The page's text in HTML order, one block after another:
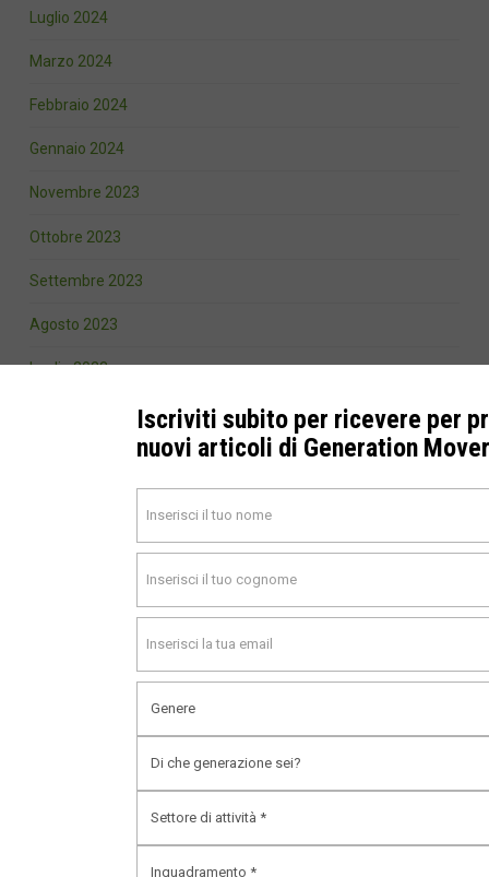
Luglio 2024
Marzo 2024
Febbraio 2024
Gennaio 2024
Novembre 2023
Ottobre 2023
Settembre 2023
Agosto 2023
Luglio 2023
Novembre 2022
Iscriviti subito per ricevere per
nuovi articoli di Generation